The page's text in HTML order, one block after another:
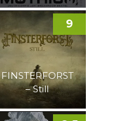
FINSTERFORST
– Still
9